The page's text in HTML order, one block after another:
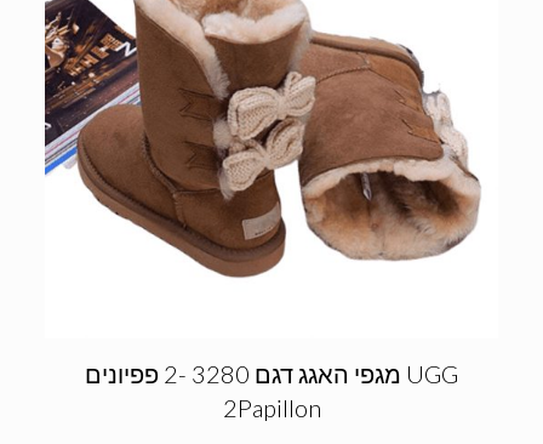
מגפי האגג דגם 3280 -2 פפיונים UGG
2Papillon